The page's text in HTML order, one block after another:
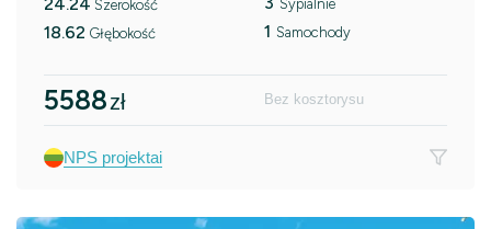
Szerokość
18.62 Głębokość
Sypialnie
1 Samochody
5588zł Bez kosztorysu
NPS projektai